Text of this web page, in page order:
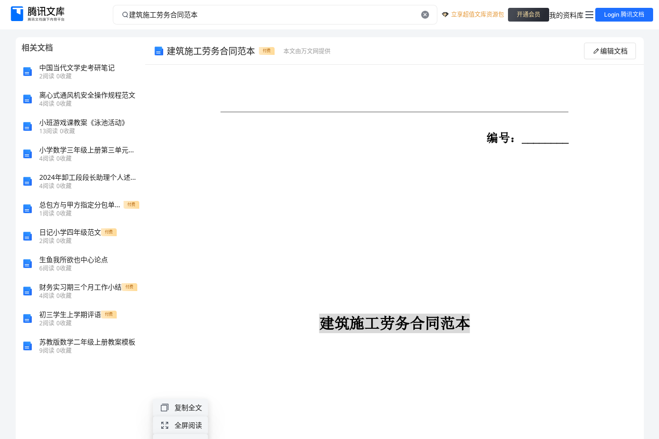
建
________
立享超值文库资源包 开通会员 我的资料库 Login 腾讯文档
相关文档
中国当代文学史考研笔记
2阅读 0收藏
离心式通风机安全操作规程范文
4阅读 0收藏
小班游戏课教案《泳池活动》
13阅读 0收藏
小学数学三年级上册第三单元《四边形》教案
4阅读 0收藏
2024年卸工段段长助理个人述职报告
4阅读 0收藏
总包方与甲方指定分包单位安全文明施工协议 付费
1阅读 0收藏
日记小学四年级范文 付费
2阅读 0收藏
生鱼我所欲也中心论点
6阅读 0收藏
财务实习期三个月工作小结 付费
4阅读 0收藏
初三学生上学期评语 付费
2阅读 0收藏
苏教版数学二年级上册教案模板
9阅读 0收藏
建筑施工劳务合同范本 付费 本文由万文网提供 编辑文档
复制全文
全屏阅读